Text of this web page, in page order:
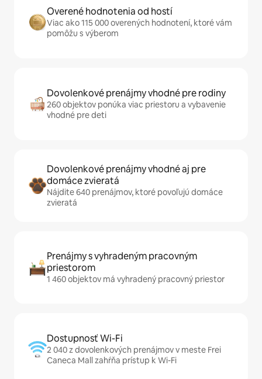
Overené hodnotenia od hostí
Viac ako 115 000 overených hodnotení, ktoré vám
pomôžu s výberom
Dovolenkové prenájmy vhodné pre rodiny
260 objektov ponúka viac priestoru a vybavenie
vhodné pre deti
Dovolenkové prenájmy vhodné aj pre
domáce zvieratá
Nájdite 640 prenájmov, ktoré povoľujú domáce
zvieratá
Prenájmy s vyhradeným pracovným
priestorom
1 460 objektov má vyhradený pracovný priestor
Dostupnosť Wi-Fi
2 040 z dovolenkových prenájmov v meste Frei
Caneca Mall zahŕňa prístup k Wi-Fi